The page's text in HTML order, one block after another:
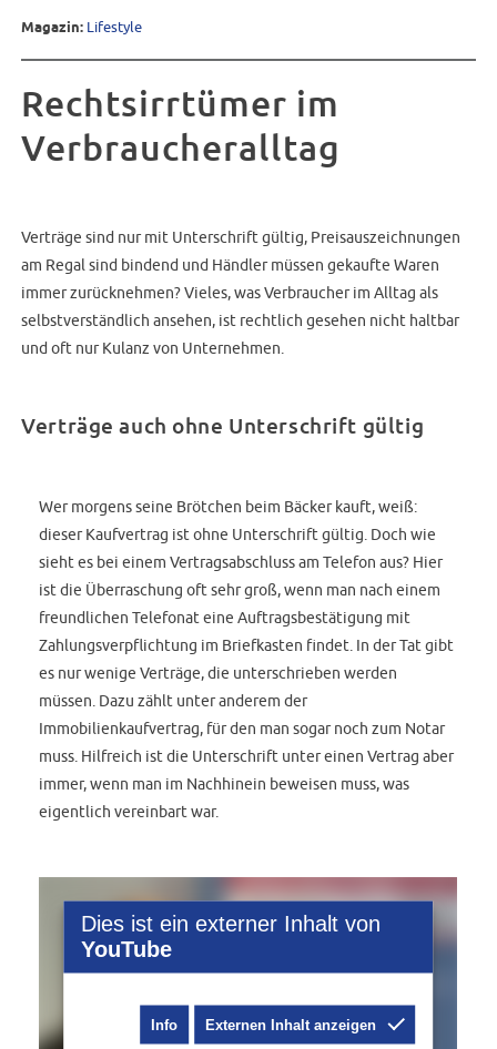
Magazin: Lifestyle
Rechtsirrtümer im
Verbraucheralltag
Verträge sind nur mit Unterschrift gültig, Preisauszeichnungen
am Regal sind bindend und Händler müssen gekaufte Waren
immer zurücknehmen? Vieles, was Verbraucher im Alltag als
selbstverständlich ansehen, ist rechtlich gesehen nicht haltbar
und oft nur Kulanz von Unternehmen.
Verträge auch ohne Unterschrift gültig
Wer morgens seine Brötchen beim Bäcker kauft, weiß:
dieser Kaufvertrag ist ohne Unterschrift gültig. Doch wie
sieht es bei einem Vertragsabschluss am Telefon aus? Hier
ist die Überraschung oft sehr groß, wenn man nach einem
freundlichen Telefonat eine Auftragsbestätigung mit
Zahlungsverpflichtung im Briefkasten findet. In der Tat gibt
es nur wenige Verträge, die unterschrieben werden
müssen. Dazu zählt unter anderem der
Immobilienkaufvertrag, für den man sogar noch zum Notar
muss. Hilfreich ist die Unterschrift unter einen Vertrag aber
immer, wenn man im Nachhinein beweisen muss, was
eigentlich vereinbart war.